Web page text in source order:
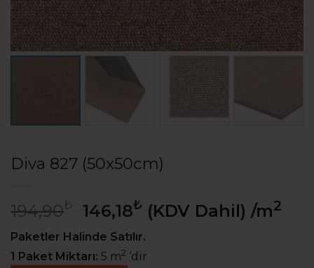
Diva 827 (50x50cm)
194,90₺
Orijinal
fiyat:
194,90₺.
146,18₺ Şu
andaki
fiyat:
146,18₺.
(KDV Dahil) /m2
Paketler Halinde Satılır.
1 Paket Miktarı: 5 m2 ‘dir